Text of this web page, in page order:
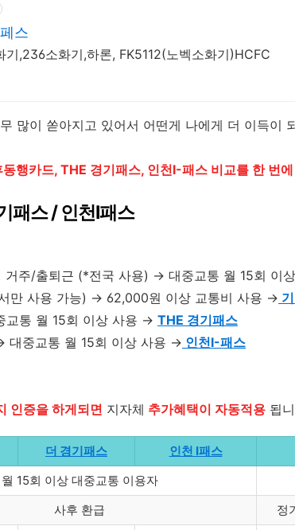
스
기,236소화기,하론, FK5112(노벡소화기)HCFC
많이 쏟아지고 있어서 어떤게 나에게 더 이득이
행카드, THE 경기패스, 인천I-패스 비교를 한 번에
패스 / 인천I패스
거주/출퇴근 (*전국 사용) → 대중교통 월 15회 이
만 사용 가능) → 62,000원 이상 교통비 사용 →
교통 월 15회 이상 사용 → THE 경기패스
대중교통 월 15회 이상 사용 → 인천I-패스
인증을 하게되면 지자체 추가혜택이 자동적용 됩
더 경기패스 인천 I패스
월 15회 이상 대중교통 이용자
사후 환급 정